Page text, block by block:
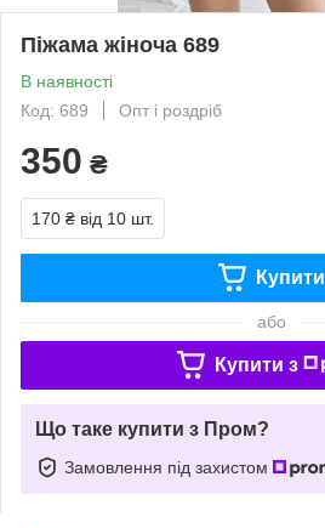
Піжама жіноча 689
В наявності
Код: 689
Опт і роздріб
350 ₴
170 ₴ від 10 шт.
Купити
або
Купити з
Що таке купити з Пром?
Замовлення під захистом